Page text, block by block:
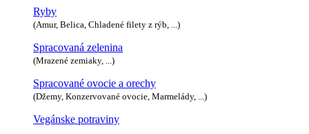
Ryby
(Amur, Belica, Chladené filety z rýb, ...)
Spracovaná zelenina
(Mrazené zemiaky, ...)
Spracované ovocie a orechy
(Džemy, Konzervované ovocie, Marmelády, ...)
Vegánske potraviny